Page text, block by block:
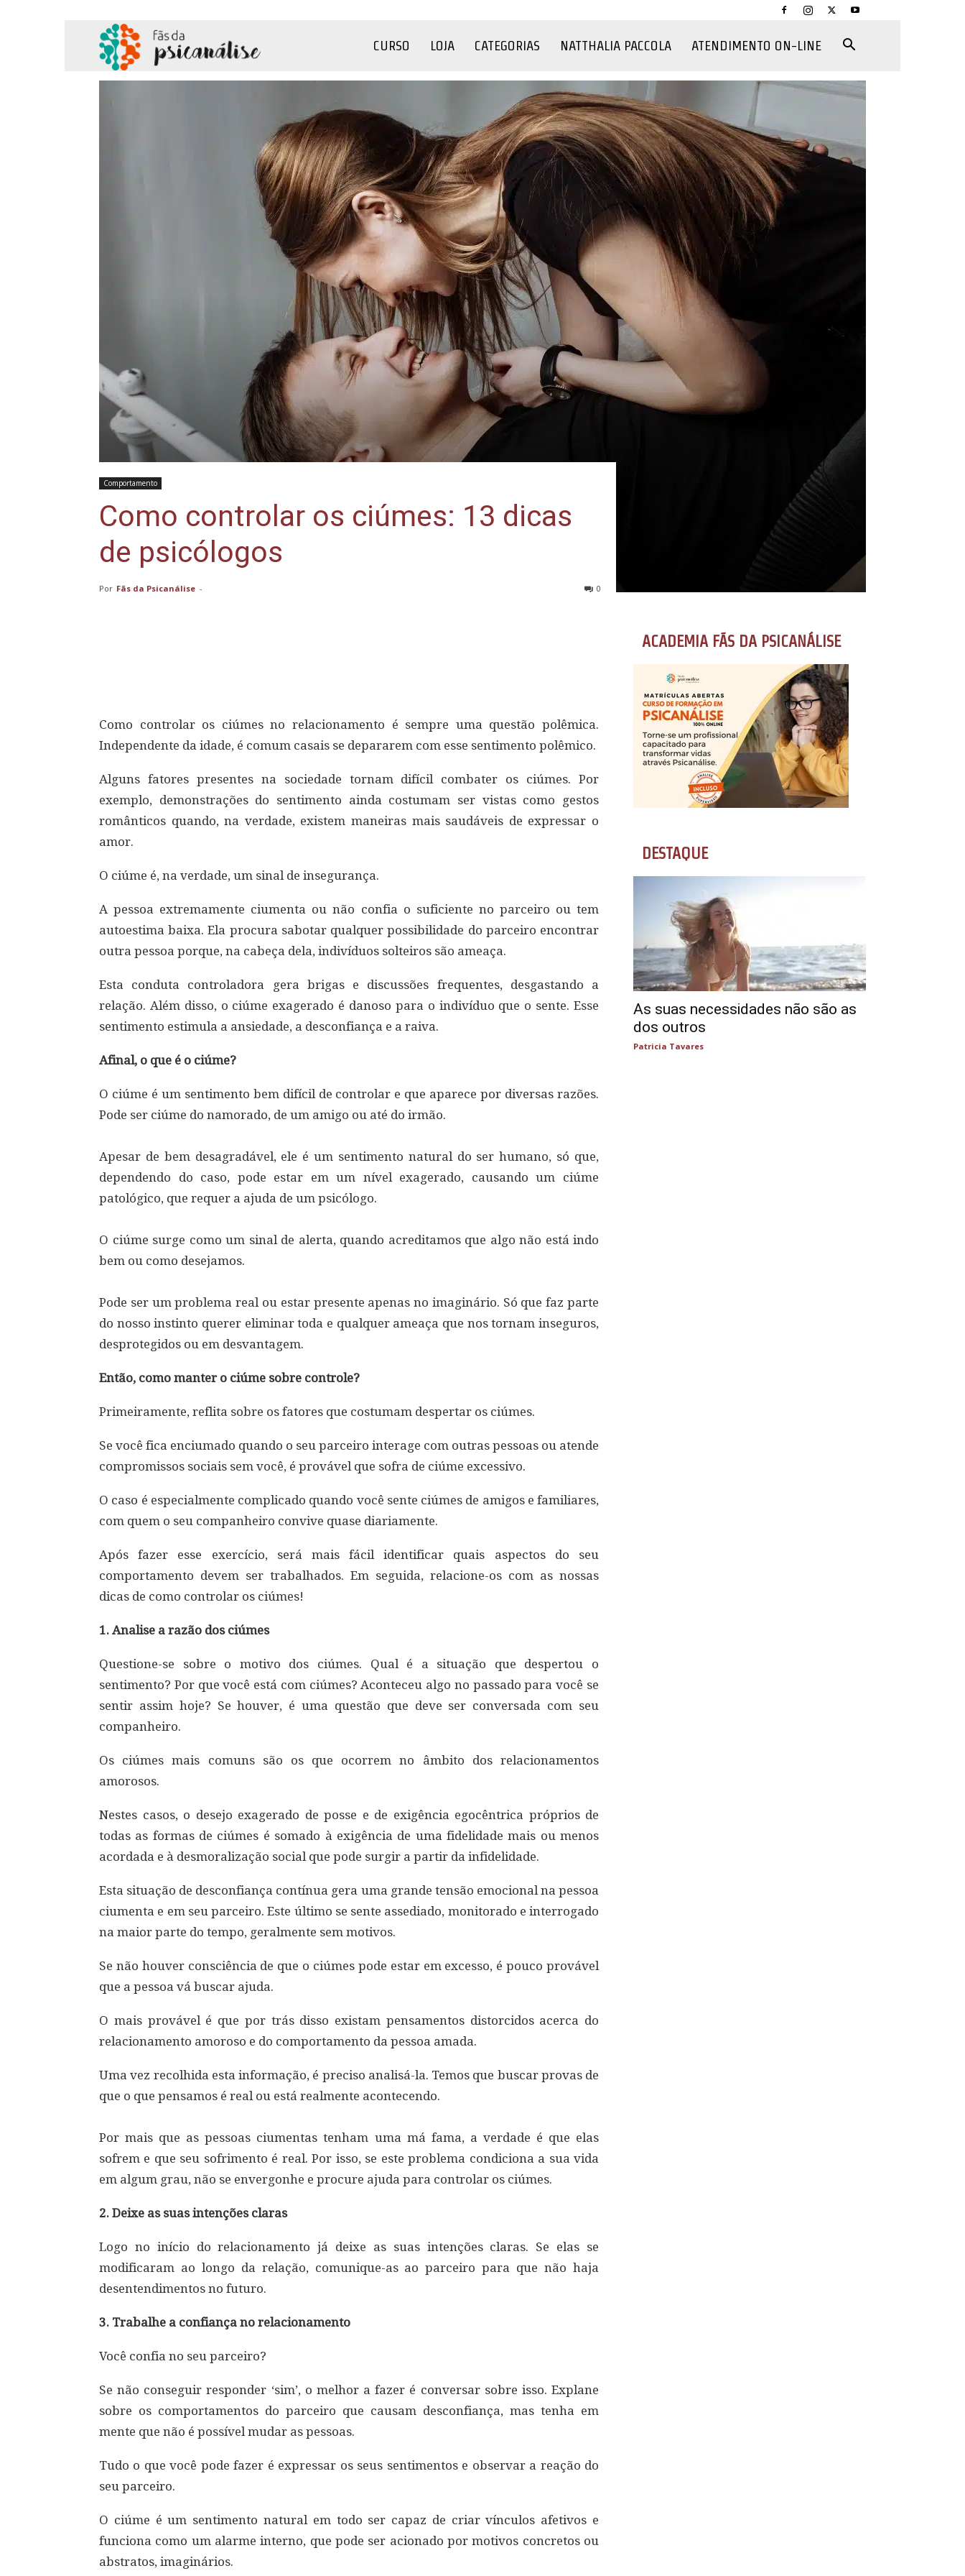
Psicanálise
CURSO LOJA CATEGORIAS NATTHALIA PACCOLA ATENDIMENTO ON-LINE
Comportamento
Como controlar os ciúmes: 13 dicas
de psicólogos
Por Fãs da Psicanálise - 0
Como controlar os ciúmes no relacionamento é sempre uma questão polêmica.
Independente da idade, é comum casais se depararem com esse sentimento polêmico.
Alguns fatores presentes na sociedade tornam difícil combater os ciúmes. Por
exemplo, demonstrações do sentimento ainda costumam ser vistas como gestos
românticos quando, na verdade, existem maneiras mais saudáveis de expressar o
amor.
O ciúme é, na verdade, um sinal de insegurança.
A pessoa extremamente ciumenta ou não confia o suficiente no parceiro ou tem
autoestima baixa. Ela procura sabotar qualquer possibilidade do parceiro encontrar
outra pessoa porque, na cabeça dela, indivíduos solteiros são ameaça.
Esta conduta controladora gera brigas e discussões frequentes, desgastando a
relação. Além disso, o ciúme exagerado é danoso para o indivíduo que o sente. Esse
sentimento estimula a ansiedade, a desconfiança e a raiva.
Afinal, o que é o ciúme?
O ciúme é um sentimento bem difícil de controlar e que aparece por diversas razões.
Pode ser ciúme do namorado, de um amigo ou até do irmão.⠀
Apesar de bem desagradável, ele é um sentimento natural do ser humano, só que,
dependendo do caso, pode estar em um nível exagerado, causando um ciúme
patológico, que requer a ajuda de um psicólogo.⠀
O ciúme surge como um sinal de alerta, quando acreditamos que algo não está indo
bem ou como desejamos.⠀
Pode ser um problema real ou estar presente apenas no imaginário. Só que faz parte
do nosso instinto querer eliminar toda e qualquer ameaça que nos tornam inseguros,
desprotegidos ou em desvantagem.⠀
Então, como manter o ciúme sobre controle?
Primeiramente, reflita sobre os fatores que costumam despertar os ciúmes.
Se você fica enciumado quando o seu parceiro interage com outras pessoas ou atende
compromissos sociais sem você, é provável que sofra de ciúme excessivo.
O caso é especialmente complicado quando você sente ciúmes de amigos e familiares,
com quem o seu companheiro convive quase diariamente.
Após fazer esse exercício, será mais fácil identificar quais aspectos do seu
comportamento devem ser trabalhados. Em seguida, relacione-os com as nossas
dicas de como controlar os ciúmes!
1. Analise a razão dos ciúmes
Questione-se sobre o motivo dos ciúmes. Qual é a situação que despertou o
sentimento? Por que você está com ciúmes? Aconteceu algo no passado para você se
sentir assim hoje? Se houver, é uma questão que deve ser conversada com seu
companheiro.
Os ciúmes mais comuns são os que ocorrem no âmbito dos relacionamentos
amorosos.
Nestes casos, o desejo exagerado de posse e de exigência egocêntrica próprios de
todas as formas de ciúmes é somado à exigência de uma fidelidade mais ou menos
acordada e à desmoralização social que pode surgir a partir da infidelidade.⠀
Esta situação de desconfiança contínua gera uma grande tensão emocional na pessoa
ciumenta e em seu parceiro. Este último se sente assediado, monitorado e interrogado
na maior parte do tempo, geralmente sem motivos.⠀
Se não houver consciência de que o ciúmes pode estar em excesso, é pouco provável
que a pessoa vá buscar ajuda. ⠀
O mais provável é que por trás disso existam pensamentos distorcidos acerca do
relacionamento amoroso e do comportamento da pessoa amada.
Uma vez recolhida esta informação, é preciso analisá-la. Temos que buscar provas de
que o que pensamos é real ou está realmente acontecendo.⠀
Por mais que as pessoas ciumentas tenham uma má fama, a verdade é que elas
sofrem e que seu sofrimento é real. Por isso, se este problema condiciona a sua vida
em algum grau, não se envergonhe e procure ajuda para controlar os ciúmes.⠀
2. Deixe as suas intenções claras
Logo no início do relacionamento já deixe as suas intenções claras. Se elas se
modificaram ao longo da relação, comunique-as ao parceiro para que não haja
desentendimentos no futuro.
3. Trabalhe a confiança no relacionamento
Você confia no seu parceiro?
Se não conseguir responder ‘sim’, o melhor a fazer é conversar sobre isso. Explane
sobre os comportamentos do parceiro que causam desconfiança, mas tenha em
mente que não é possível mudar as pessoas.
Tudo o que você pode fazer é expressar os seus sentimentos e observar a reação do
seu parceiro.
O ciúme é um sentimento natural em todo ser capaz de criar vínculos afetivos e
funciona como um alarme interno, que pode ser acionado por motivos concretos ou
abstratos, imaginários.
ACADEMIA FÃS DA PSICANÁLISE
DESTAQUE
As suas necessidades não são as
dos outros
Patricia Tavares